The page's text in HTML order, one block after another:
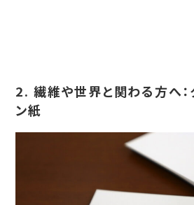
2. 繊維や世界と関わる方へ：
ン紙